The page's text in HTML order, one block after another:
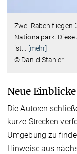
Zwei Raben fliegen
Nationalpark.
ist… [mehr]
© Daniel Stahler
Neue
Die Autoren
kurze Strecken
Umgebung zu
Hinweise aus